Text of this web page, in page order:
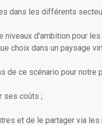
dans les différents
niveaux d'ambition pour
choix dans un paysage
de ce scénario pour notre
ses coûts ;
et de le partager via